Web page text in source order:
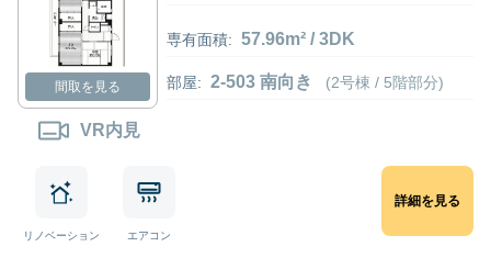
間取を見る
VR内見
専有面積: 57.96m² / 3DK
部屋: 2-503 南向き (2号棟 / 5階部分)
リノベーション エアコン
詳細を見る